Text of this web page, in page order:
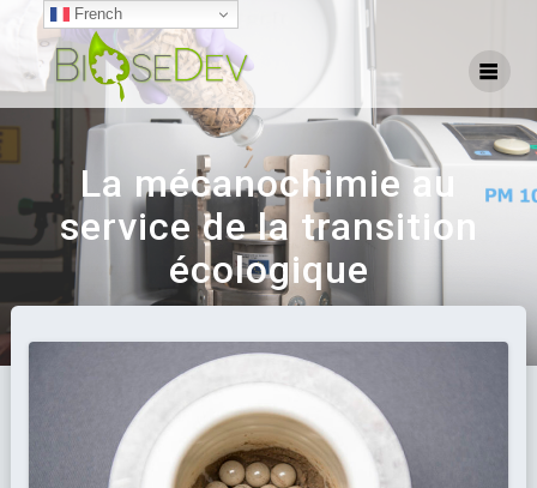
La mécanochimie au
service de la transition
écologique
French